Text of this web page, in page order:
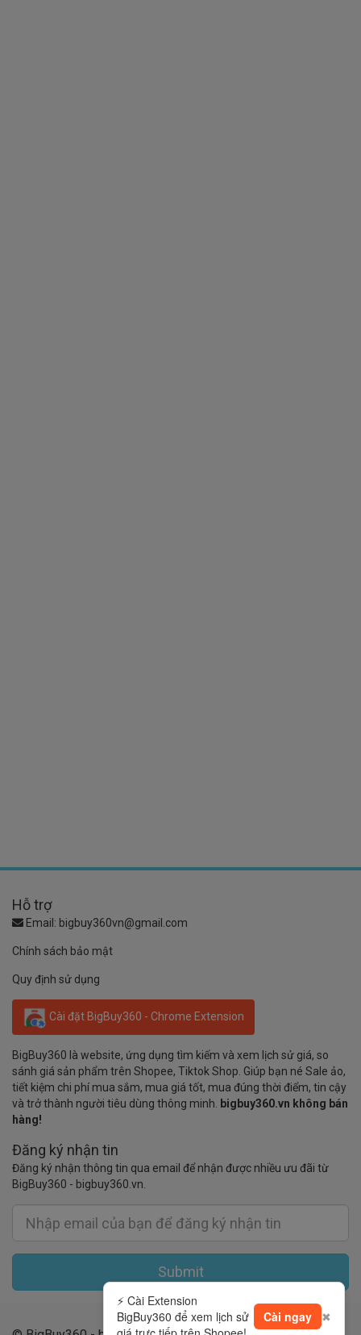
⚡ Cài Extension
BigBuy360 để xem lịch sử
Cài ngay ✖
Hỗ trợ
Email: bigbuy360vn@gmail.com
Chính sách bảo mật
Quy định sử dụng
Cài đặt BigBuy360 - Chrome Extension
BigBuy360 là website, ứng dụng tìm kiếm và xem lịch sử giá, so
sánh giá sản phẩm trên Shopee, Tiktok Shop. Giúp bạn né Sale ảo,
tiết kiệm chi phí mua sắm, mua giá tốt, mua đúng thời điểm, tin cậy
và trở thành người tiêu dùng thông minh.
bigbuy360.vn không bán
hàng!
Đăng ký nhận tin
Đăng ký nhận thông tin qua email để nhận được nhiều ưu đãi từ
BigBuy360 - bigbuy360.vn.
Submit